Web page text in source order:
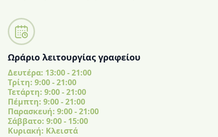
Ωράριο λειτουργίας γραφείου
Δευτέρα: 13:00 - 21:00
Tρίτη: 9:00 - 21:00
Τετάρτη: 9:00 - 21:00
Πέμπτη: 9:00 - 21:00
Παρασκευή: 9:00 - 21:00
Σάββατο: 9:00 - 15:00
Κυριακή: Κλειστά